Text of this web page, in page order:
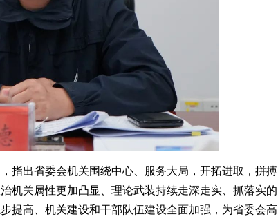
指出省委会机关围绕中心、服务大局，开拓进取，拼搏
机关属性更加凸显、理论武装持续走深走实、抓落实的
提高、机关建设和干部队伍建设全面加强，为省委会高